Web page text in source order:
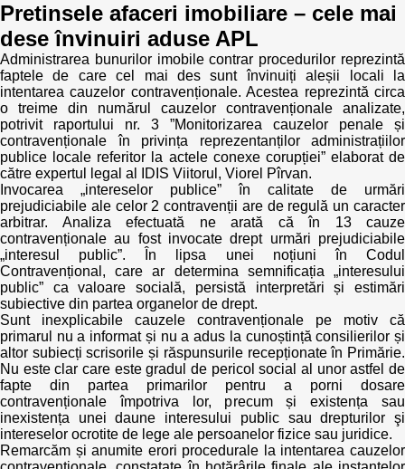
Pretinsele afaceri imobiliare – cele mai
dese învinuiri aduse APL
Administrarea bunurilor imobile contrar procedurilor reprezintă
faptele de care cel mai des sunt învinuiți aleșii locali la
intentarea cauzelor contravenționale. Acestea reprezintă circa
o treime din numărul cauzelor contravenționale analizate,
potrivit raportului nr. 3 ”Monitorizarea cauzelor penale și
contravenționale în privința reprezentanților administrațiilor
publice locale referitor la actele conexe corupției” elaborat de
către expertul legal al IDIS Viitorul, Viorel Pîrvan.
Invocarea „intereselor publice” în calitate de urmări
prejudiciabile ale celor 2 contravenții are de regulă un caracter
arbitrar. Analiza efectuată ne arată că în 13 cauze
contravenționale au fost invocate drept urmări prejudiciabile
„interesul public”. În lipsa unei noțiuni în Codul
Contravențional, care ar determina semnificația „interesului
public” ca valoare socială, persistă interpretări și estimări
subiective din partea organelor de drept.
Sunt inexplicabile cauzele contravenționale pe motiv că
primarul nu a informat și nu a adus la cunoștință consilierilor și
altor subiecți scrisorile și răspunsurile recepționate în Primărie.
Nu este clar care este gradul de pericol social al unor astfel de
fapte din partea primarilor pentru a porni dosare
contravenționale împotriva lor, precum și existența sau
inexistența unei daune interesului public sau drepturilor şi
intereselor ocrotite de lege ale persoanelor fizice sau juridice.
Remarcăm și anumite erori procedurale la intentarea cauzelor